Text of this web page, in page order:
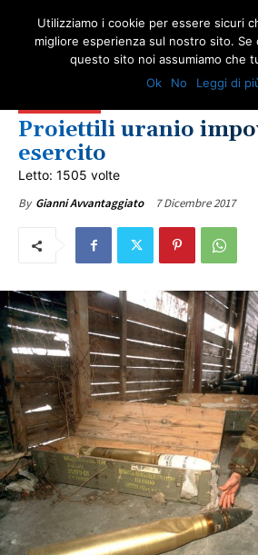
COMUNICATI ONA
NEWS URANIO IMPOVERITO: ARTICOLI E NOVITÀ
Proiettili uranio
esercito
Letto: 1505 volte
By Gianni Avvantaggiato 7 Dicembre 2017
Utilizziamo i cookie per essere sicuri
migliore esperienza sul nostro sito. Se
questo sito noi assumiamo che
Ok
No Leggi di